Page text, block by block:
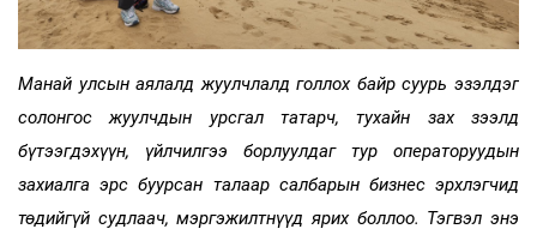
Манай улсын аялалд жуулчлалд голлох байр суурь эзэлдэг
солонгос жуулчдын урсгал татарч, тухайн зах зээлд
бүтээгдэхүүн, үйлчилгээ борлуулдаг тур операторуудын
захиалга эрс буурсан талаар салбарын бизнес эрхлэгчид
төдийгүй судлаач, мэргэжилтнүүд ярих боллоо. Тэгвэл энэ